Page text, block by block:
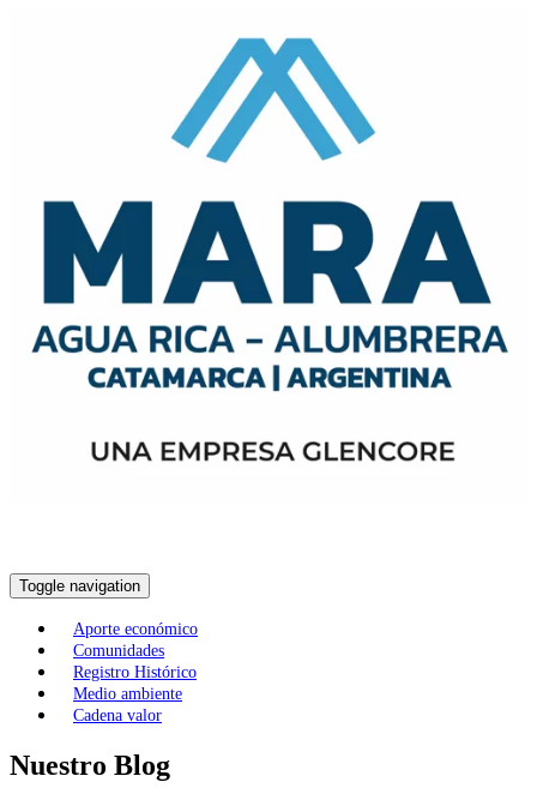
Toggle navigation
Aporte económico
Comunidades
Registro Histórico
Medio ambiente
Cadena valor
Nuestro Blog